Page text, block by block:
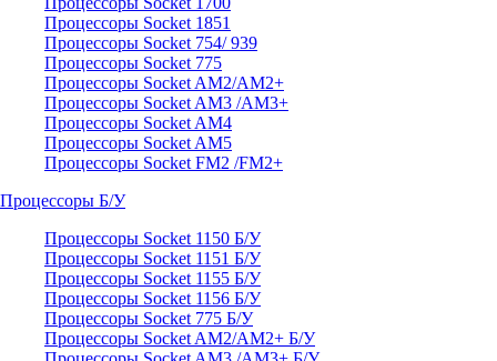
Процессоры Socket 1851
Процессоры Socket 754/ 939
Процессоры Socket 775
Процессоры Socket AM2/AM2+
Процессоры Socket AM3 /AM3+
Процессоры Socket AM4
Процессоры Socket AM5
Процессоры Socket FM2 /FM2+
Процессоры Б/У
Процессоры Socket 1150 Б/У
Процессоры Socket 1151 Б/У
Процессоры Socket 1155 Б/У
Процессоры Socket 1156 Б/У
Процессоры Socket 775 Б/У
Процессоры Socket AM2/AM2+ Б/У